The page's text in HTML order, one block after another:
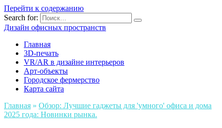
Перейти к содержанию
Search for:
Дизайн офисных пространств
Главная
3D-печать
VR/AR в дизайне интерьеров
Арт-объекты
Городское фермерство
Карта сайта
Главная » Обзор: Лучшие гаджеты для 'умного' офиса и дома
2025 года: Новинки рынка.